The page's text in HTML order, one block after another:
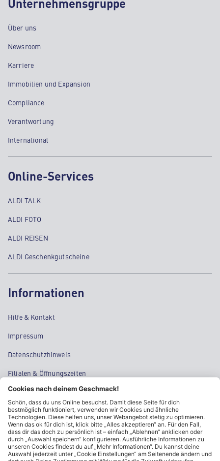
Über uns
Newsroom
Karriere
Immobilien und Expansion
Compliance
Verantwortung
International
Online-Services
ALDI TALK
ALDI FOTO
ALDI REISEN
ALDI Geschenkgutscheine
Informationen
Hilfe & Kontakt
Impressum
Datenschutzhinweis
Filialen & Öffnungszeiten
Kontakt
Cookie-Einstellungen
Kundeninformationen